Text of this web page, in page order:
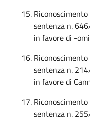
sentenza n.
in favore di -
sentenza n.
in favore di
sentenza n.